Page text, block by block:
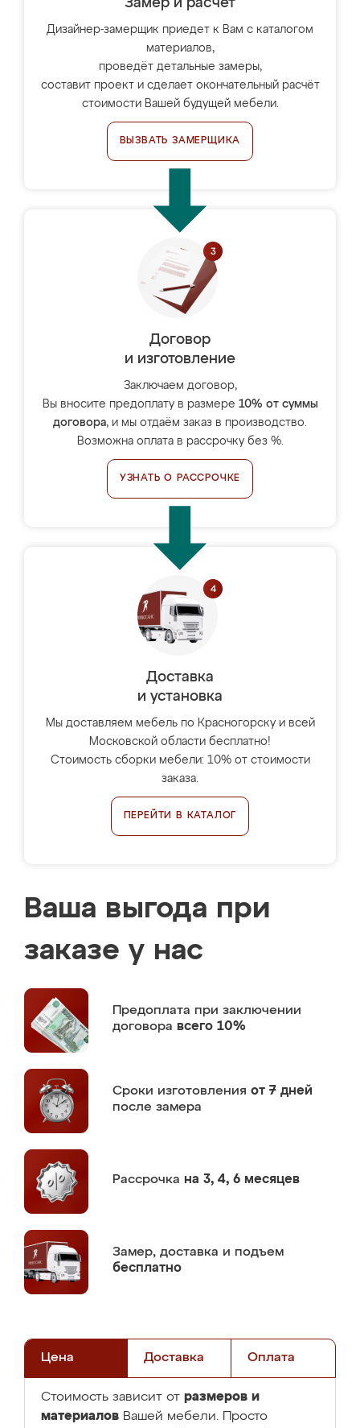
Замер и расчет
Дизайнер-замерщик приедет к Вам с каталогом
материалов,
проведёт детальные замеры,
составит проект и сделает окончательный расчёт
стоимости Вашей будущей мебели.
ВЫЗВАТЬ ЗАМЕРЩИКА
Договор
и изготовление
Заключаем договор,
Вы вносите предоплату в размере 10% от суммы
договора, и мы отдаём заказ в производство.
Возможна оплата в рассрочку без %.
УЗНАТЬ О РАССРОЧКЕ
Доставка
и установка
Мы доставляем мебель по Красногорску и всей
Московской области бесплатно!
Стоимость сборки мебели: 10% от стоимости
заказа.
ПЕРЕЙТИ В КАТАЛОГ
Ваша выгода при
заказе у нас
Предоплата при заключении
договора всего 10%
Сроки изготовления от 7 дней
после замера
Рассрочка на 3, 4, 6 месяцев
Замер, доставка и подъем
бесплатно
Цена Доставка Оплата
Стоимость зависит от размеров и
материалов Вашей мебели. Просто